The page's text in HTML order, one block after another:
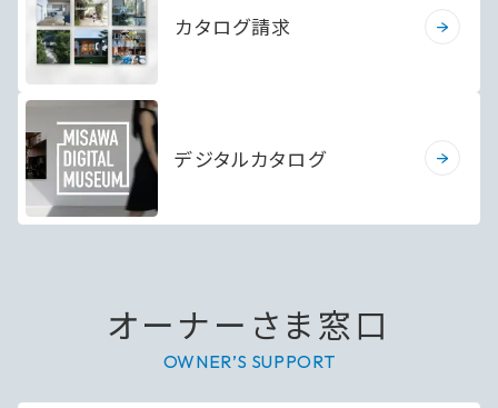
カタログ請求
デジタルカタログ
オーナーさま窓口
OWNER’S SUPPORT